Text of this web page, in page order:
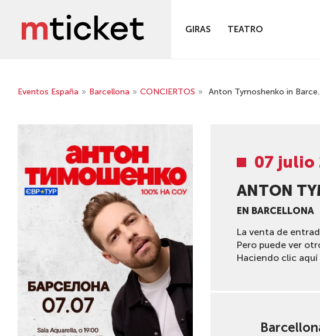
GIRAS TEATRO
Eventos España » Barcellona » CONCIERTOS » Anton Tymoshenko in
07 julio
ANTON
EN BARCELLONA
La venta de
Pero puede ver
Haciendo clic aquí